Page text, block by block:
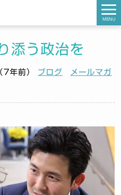
添う政治を
年前） ブログ
メールマガ
MENU